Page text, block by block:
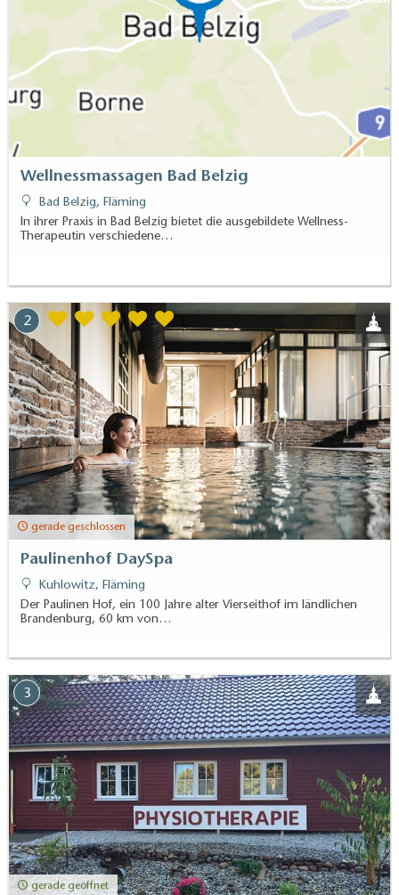
Wellnessmassagen Bad Belzig
Bad Belzig, Fläming
In ihrer Praxis in Bad Belzig bietet die ausgebildete Wellness-
Therapeutin verschiedene…
2
gerade geschlossen
Paulinenhof DaySpa
Kuhlowitz, Fläming
Der Paulinen Hof, ein 100 Jahre alter Vierseithof im ländlichen
Brandenburg, 60 km von…
3
gerade geöffnet